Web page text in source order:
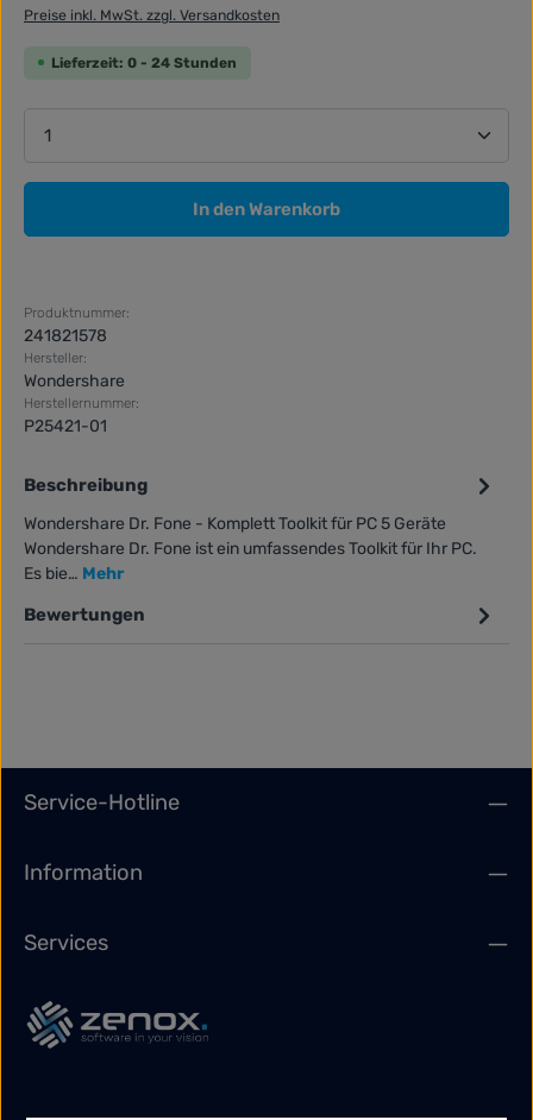
Preise inkl. MwSt. zzgl. Versandkosten
Lieferzeit: 0 - 24 Stunden
Produkt Anzahl: Gib den gewünschten Wert ein
In den Warenkorb
Produktnummer:
241821578
Hersteller:
Wondershare
Herstellernummer:
P25421-01
Beschreibung
Wondershare Dr. Fone - Komplett Toolkit für PC 5 Geräte
Wondershare Dr. Fone ist ein umfassendes Toolkit für Ihr PC.
Es bie… Mehr
Bewertungen
Service-Hotline
Information
Services